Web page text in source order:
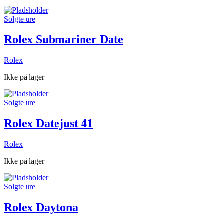
Solgte ure
Rolex Submariner Date
Rolex
Ikke på lager
Solgte ure
Rolex Datejust 41
Rolex
Ikke på lager
Solgte ure
Rolex Daytona